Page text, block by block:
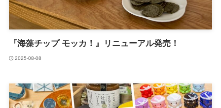
『海藻チップ モッカ！』リニューアル発売！
2025-08-08